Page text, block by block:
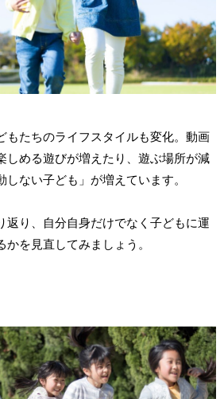
もたちのライフスタイルも変化。動画
しめる遊びが増えたり、遊ぶ場所が減
ない子ども」が増えています。
返り、自分自身だけでなく子どもに運
を見直してみましょう。